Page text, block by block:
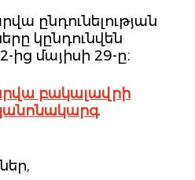
ընդունելության
կընդունվեն
ից մայիսի 29-ը։
բակալավրի
կանոնակարգ